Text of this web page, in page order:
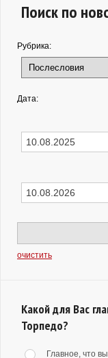
Поиск по
Рубрика:
Дата:
очистить
Какой для Вас
Торпедо?
Главное, что